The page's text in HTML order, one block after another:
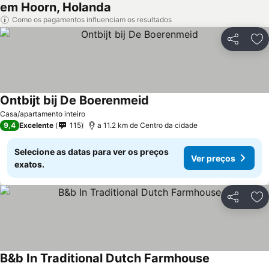
em Hoorn, Holanda
Como os pagamentos influenciam os resultados
Partilhar
Casa/apartamento inteiro
Ontbijt bij De Boerenmeid
9,4 Excelente 115 a 11.2 km de Centro da cidade
Selecione as datas para ver os preços
exatos.
Ver preços
Partilhar
B&b In Traditional Dutch Farmhouse